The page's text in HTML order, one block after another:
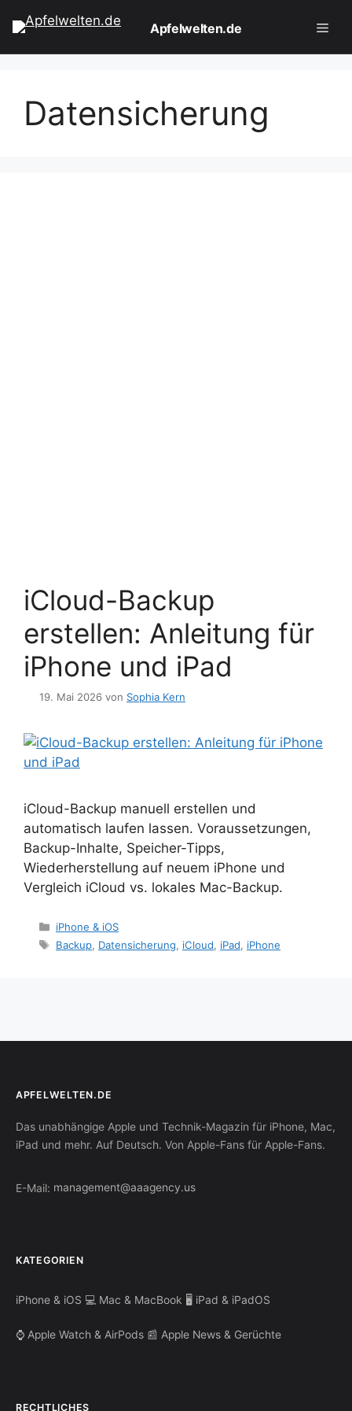
Inhalt
Apfelwelten.de
Datensicherung
iCloud-Backup
erstellen: Anleitung für
iPhone und iPad
19. Mai 2026 von Sophia Kern
iCloud-Backup manuell erstellen und
automatisch laufen lassen. Voraussetzungen,
Backup-Inhalte, Speicher-Tipps,
Wiederherstellung auf neuem iPhone und
Vergleich iCloud vs. lokales Mac-Backup.
Kategorien
iPhone & iOS
Schlagwörter
Backup, Datensicherung, iCloud, iPad, iPhone
APFELWELTEN.DE
Das unabhängige Apple und Technik-Magazin für iPhone, Mac,
iPad und mehr. Auf Deutsch. Von Apple-Fans für Apple-Fans.
E-Mail: management@aaagency.us
KATEGORIEN
iPhone & iOS 💻 Mac & MacBook 🖥️ iPad & iPadOS
⌚ Apple Watch & AirPods 📰 Apple News & Gerüchte
RECHTLICHES